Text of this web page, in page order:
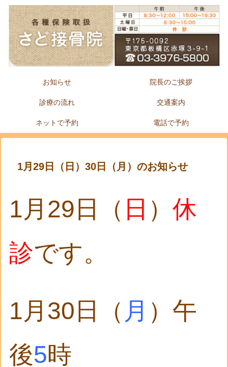
お知らせ 院長のご挨拶
診療の流れ 交通案内
ネットで予約 電話で予約
1月29日（日）30日（月）のお知らせ
1月29日（ 日 ）休
診です。
1月30日（ 月 ）午
後5時